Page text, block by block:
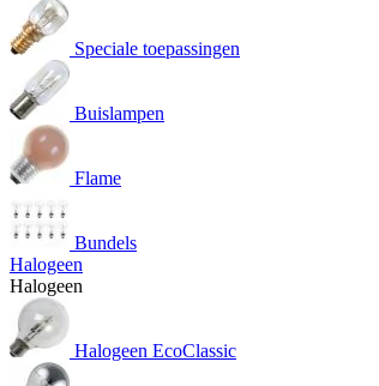
Speciale toepassingen
Buislampen
Flame
Bundels
Halogeen
Halogeen
Halogeen EcoClassic